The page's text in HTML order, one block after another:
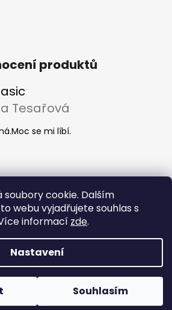
cookie. Dalším
webu vyjadřujete souhlas s
informací zde.
Nastavení
Souhlasím
produktů
produktu je 5 z 5 hvězdiček.
Tesařová
se mi líbí.
Akce 2+1
Style. Všechna práva vyhrazena.
nastavení cookies